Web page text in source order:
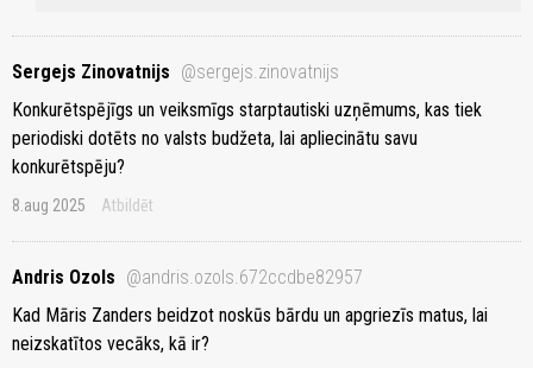
Sergejs Zinovatnijs @sergejs.zinovatnijs
Konkurētspējīgs un veiksmīgs starptautiski uzņēmums, kas tiek
periodiski dotēts no valsts budžeta, lai apliecinātu savu
konkurētspēju?
8.aug 2025 Atbildēt
Andris Ozols @andris.ozols.672ccdbe82957
Kad Māris Zanders beidzot noskūs bārdu un apgriezīs matus, lai
neizskatītos vecāks, kā ir?